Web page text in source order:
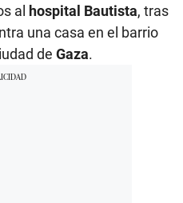
al hospital Bautista, tras
una casa en el barrio
de Gaza.